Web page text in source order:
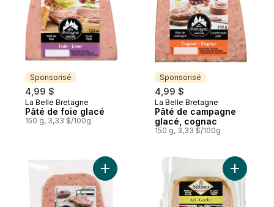
Sponsorisé
4,99 $
Sponsorisé
La Belle Bretagne
Pâté de foie glacé
150 g, 3,33 $/100g
Sponsorisé
4,99 $
Sponsorisé
La Belle Bretagne
Pâté de campagne
glacé, cognac
150 g, 3,33 $/100g
Ajouter Pâté campagnard aux grains de
Ajouter